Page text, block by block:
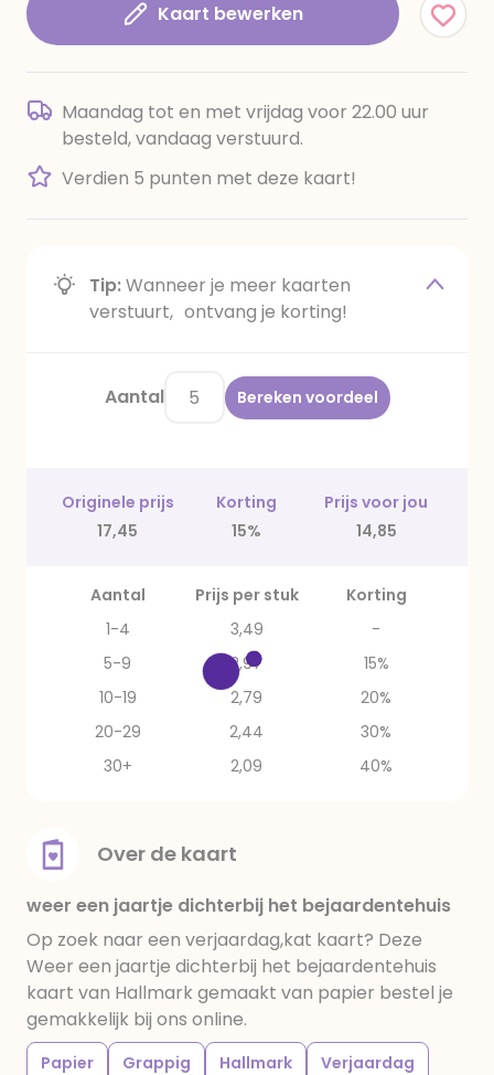
Kaart bewerken
Maandag tot en met vrijdag voor 22.00 uur
besteld, vandaag verstuurd.
Verdien 5 punten met deze kaart!
Tip:Wanneer je meer kaarten
verstuurt, ontvang je korting!
Aantal Bereken voordeel
Originele prijs Korting
Prijs voor jou
17,45
15% 14,85
Aantal Prijs per stuk
Korting
1-4
3,49
-
5-9
2,97
15%
10-19
2,79
20%
20-29
2,44
30%
30+
2,09 40%
Over de kaart
weer een jaartje dichterbij het bejaardentehuis
Op zoek naar een verjaardag,kat kaart? Deze
Weer een jaartje dichterbij het bejaardentehuis
kaart van Hallmark gemaakt van papier bestel je
gemakkelijk bij ons online.
Papier Grappig Hallmark
Verjaardag